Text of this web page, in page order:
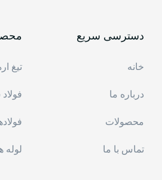
دسترسی سریع
خانه
درباره ما
محصولات
تماس با ما
تیغ
لوله